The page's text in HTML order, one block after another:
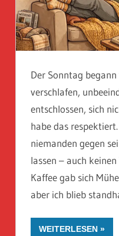
Der Sonntag
verschlafen,
entschlossen, sich
habe das
niemanden gegen
lassen – auch
Kaffee gab sich
aber ich blieb
WEITERLESEN